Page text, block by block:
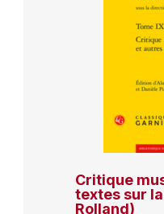
Critique
textes sur
Rolland)